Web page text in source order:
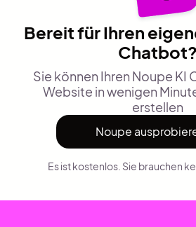
Bereit für Ihren
Chatbot?
Sie können Ihren Noupe KI
Website in wenigen
erstellen
Noupe
Es ist kostenlos. Sie brauchen